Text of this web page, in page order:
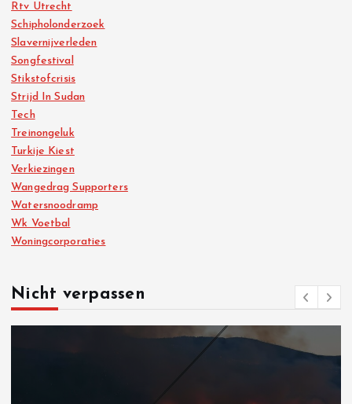
Rtv Utrecht
Schipholonderzoek
Slavernijverleden
Songfestival
Stikstofcrisis
Strijd In Sudan
Tech
Treinongeluk
Turkije Kiest
Verkiezingen
Wangedrag Supporters
Watersnoodramp
Wk Voetbal
Woningcorporaties
Nicht verpassen